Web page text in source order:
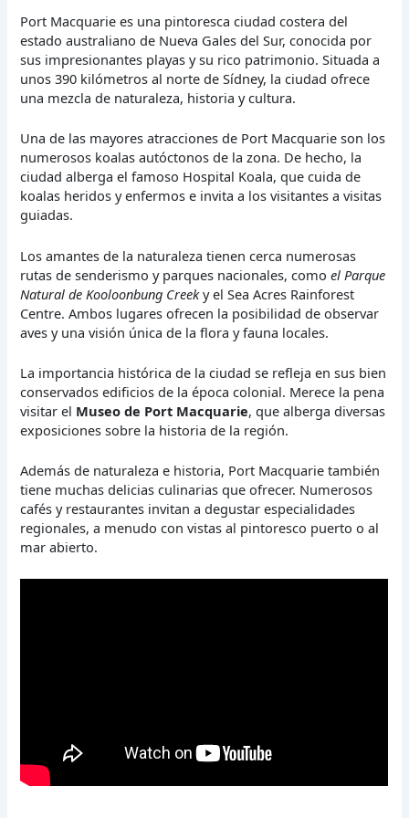
Port Macquarie es una pintoresca ciudad costera del
estado australiano de Nueva Gales del Sur, conocida por
sus impresionantes playas y su rico patrimonio. Situada a
unos 390 kilómetros al norte de Sídney, la ciudad ofrece
una mezcla de naturaleza, historia y cultura.
Una de las mayores atracciones de Port Macquarie son los
numerosos koalas autóctonos de la zona. De hecho, la
ciudad alberga el famoso Hospital Koala, que cuida de
koalas heridos y enfermos e invita a los visitantes a visitas
guiadas.
Los amantes de la naturaleza tienen cerca numerosas
rutas de senderismo y parques nacionales, comoel Parque
Natural de Kooloonbung Creeky el Sea Acres Rainforest
Centre. Ambos lugares ofrecen la posibilidad de observar
aves y una visión única de la flora y fauna locales.
La importancia histórica de la ciudad se refleja en sus bien
conservados edificios de la época colonial. Merece la pena
visitar el Museo de Port Macquarie, que alberga diversas
exposiciones sobre la historia de la región.
Además de naturaleza e historia, Port Macquarie también
tiene muchas delicias culinarias que ofrecer. Numerosos
cafés y restaurantes invitan a degustar especialidades
regionales, a menudo con vistas al pintoresco puerto o al
mar abierto.